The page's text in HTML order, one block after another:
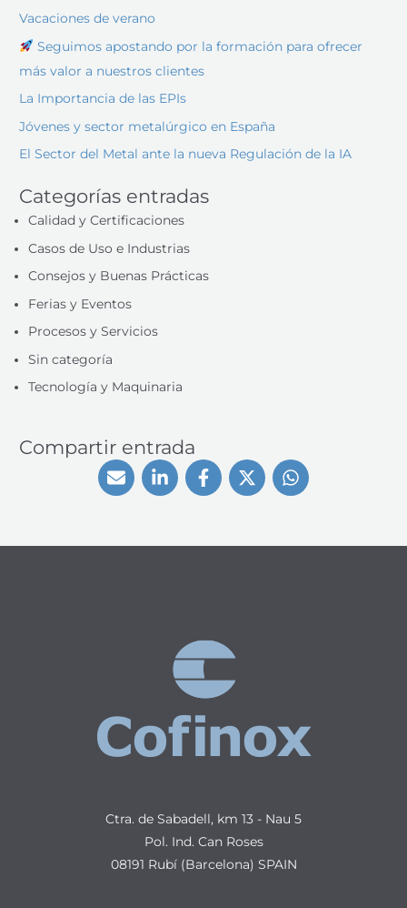
Vacaciones de verano
Seguimos apostando por la formación para ofrecer
más valor a nuestros clientes
La Importancia de las EPIs
Jóvenes y sector metalúrgico en España
El Sector del Metal ante la nueva Regulación de la IA
Categorías entradas
Calidad y Certificaciones
Casos de Uso e Industrias
Consejos y Buenas Prácticas
Ferias y Eventos
Procesos y Servicios
Sin categoría
Tecnología y Maquinaria
Compartir entrada
Ctra. de Sabadell, km 13 - Nau 5
Pol. Ind. Can Roses
08191 Rubí (Barcelona) SPAIN